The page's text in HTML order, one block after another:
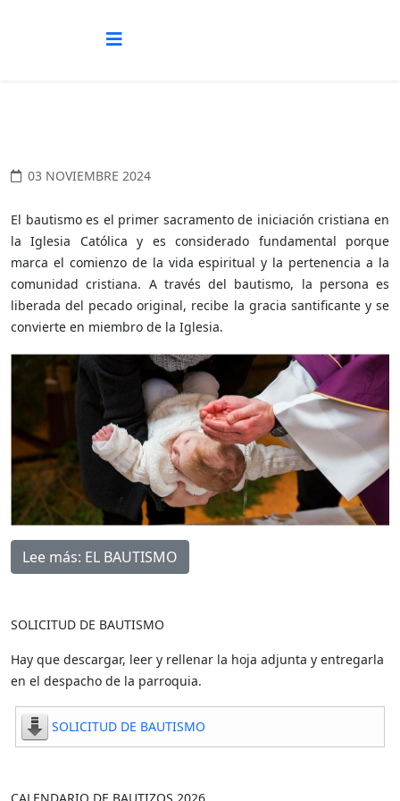
03 NOVIEMBRE 2024
El bautismo es el primer sacramento de iniciación cristiana en
la Iglesia Católica y es considerado fundamental porque
marca el comienzo de la vida espiritual y la pertenencia a la
comunidad cristiana. A través del bautismo, la persona es
liberada del pecado original, recibe la gracia santificante y se
convierte en miembro de la Iglesia.
Lee más: EL BAUTISMO
SOLICITUD DE BAUTISMO
Hay que descargar, leer y rellenar la hoja adjunta y entregarla
en el despacho de la parroquia.
SOLICITUD DE BAUTISMO